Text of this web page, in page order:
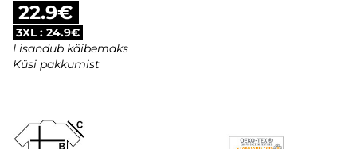
22.9€
3XL : 24.9€
Lisandub käibemaks
Küsi pakkumist